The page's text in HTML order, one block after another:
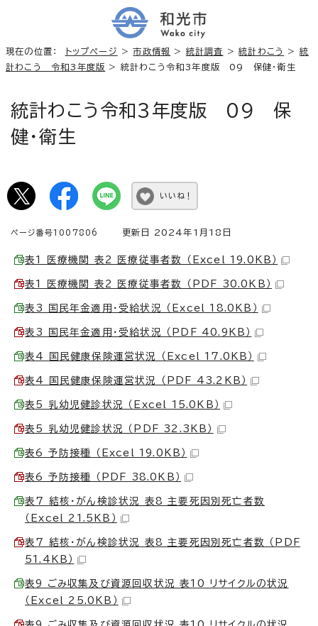
現在の位置： トップページ >市政情報 > 統計調査 >統計わこう > 統
計わこう 令和3年度版 > 統計わこう令和3年度版 09 保健・衛生
統計わこう令和3年度版 09 保
健・衛生
いいね！
ページ番号1007806 更新日 2024年1月18日
表1 医療機関 表2 医療従事者数 （Excel 19.0KB）
表1 医療機関 表2 医療従事者数 （PDF 30.0KB）
表3 国民年金適用・受給状況 （Excel 18.0KB）
表3 国民年金適用・受給状況 （PDF 40.9KB）
表4 国民健康保険運営状況 （Excel 17.0KB）
表4 国民健康保険運営状況 （PDF 43.2KB）
表5 乳幼児健診状況 （Excel 15.0KB）
表5 乳幼児健診状況 （PDF 32.3KB）
表6 予防接種 （Excel 19.0KB）
表6 予防接種 （PDF 38.0KB）
表7 結核・がん検診状況 表8 主要死因別死亡者数
（Excel 21.5KB）
表7 結核・がん検診状況 表8 主要死因別死亡者数 （PDF
51.4KB）
表9 ごみ収集及び資源回収状況 表10 リサイクルの状況
（Excel 25.0KB）